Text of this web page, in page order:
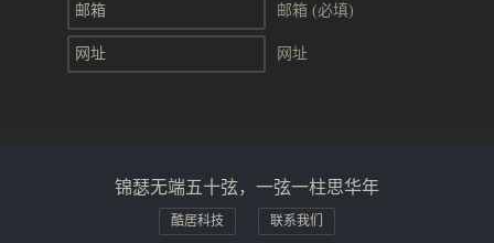
邮箱 (必填)
网址
锦瑟无端五十弦，一弦一柱思华年
酷居科技 联系我们